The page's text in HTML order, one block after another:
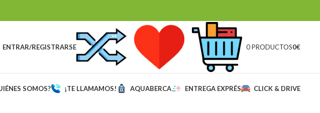
ENTRAR/REGISTRARSE 0 PRODUCTOS0€
SOMOS? ¡TE LLAMAMOS! AQUABERCA ENTREGA EXPRÉS CLICK & DRIVE